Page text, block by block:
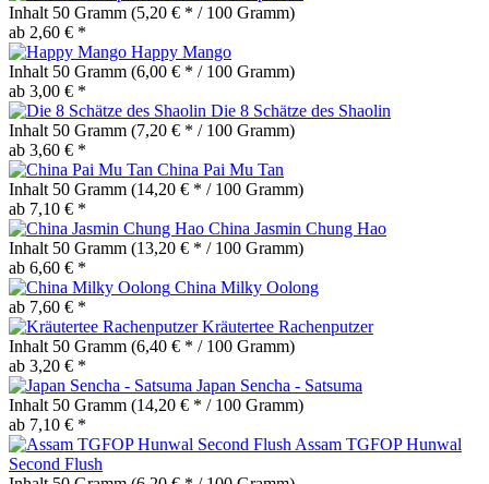
Inhalt 50 Gramm (5,20 € * / 100 Gramm)
ab 2,60 € *
Happy Mango
Inhalt 50 Gramm (6,00 € * / 100 Gramm)
ab 3,00 € *
Die 8 Schätze des Shaolin
Inhalt 50 Gramm (7,20 € * / 100 Gramm)
ab 3,60 € *
China Pai Mu Tan
Inhalt 50 Gramm (14,20 € * / 100 Gramm)
ab 7,10 € *
China Jasmin Chung Hao
Inhalt 50 Gramm (13,20 € * / 100 Gramm)
ab 6,60 € *
China Milky Oolong
ab 7,60 € *
Kräutertee Rachenputzer
Inhalt 50 Gramm (6,40 € * / 100 Gramm)
ab 3,20 € *
Japan Sencha - Satsuma
Inhalt 50 Gramm (14,20 € * / 100 Gramm)
ab 7,10 € *
Assam TGFOP Hunwal
Second Flush